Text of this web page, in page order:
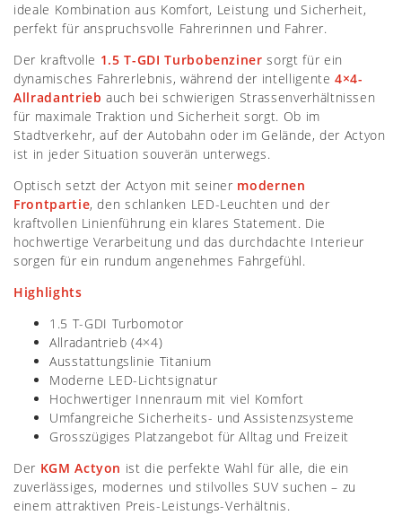
ideale Kombination aus Komfort, Leistung und Sicherheit,
perfekt für anspruchsvolle Fahrerinnen und Fahrer.
Der kraftvolle 1.5 T-GDI Turbobenziner sorgt für ein
dynamisches Fahrerlebnis, während der intelligente4×4-
Allradantrieb auch bei schwierigen Strassenverhältnissen
für maximale Traktion und Sicherheit sorgt. Ob im
Stadtverkehr, auf der Autobahn oder im Gelände, der Actyon
ist in jeder Situation souverän unterwegs.
Optisch setzt der Actyon mit seiner modernen
Frontpartie, den schlanken LED-Leuchten und der
kraftvollen Linienführung ein klares Statement. Die
hochwertige Verarbeitung und das durchdachte Interieur
sorgen für ein rundum angenehmes Fahrgefühl.
Highlights
1.5 T-GDI Turbomotor
Allradantrieb (4×4)
Ausstattungslinie Titanium
Moderne LED-Lichtsignatur
Hochwertiger Innenraum mit viel Komfort
Umfangreiche Sicherheits- und Assistenzsysteme
Grosszügiges Platzangebot für Alltag und Freizeit
Der KGM Actyon ist die perfekte Wahl für alle, die ein
zuverlässiges, modernes und stilvolles SUV suchen – zu
einem attraktiven Preis-Leistungs-Verhältnis.